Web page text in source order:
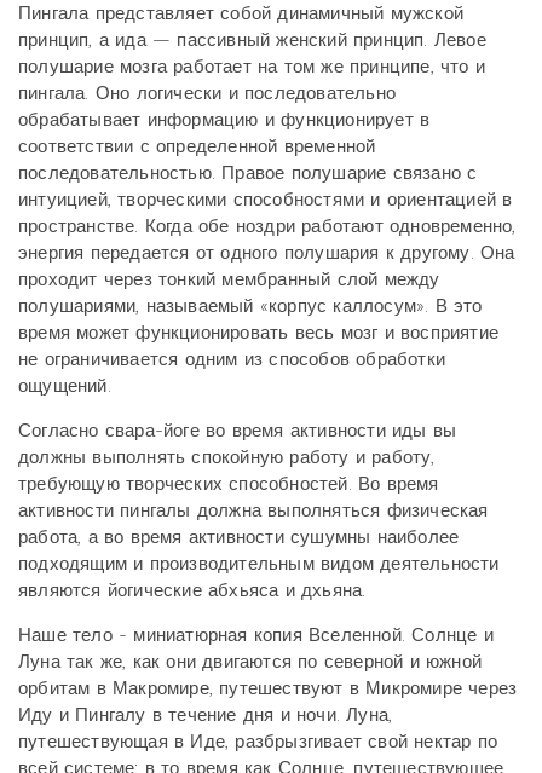
Пингала представляет собой динамичный мужской
принцип, а ида — пассивный женский принцип. Левое
полушарие мозга работает на том же принципе, что и
пингала. Оно логически и последовательно
обрабатывает информацию и функционирует в
соответствии с определенной временной
последовательностью. Правое полушарие связано с
интуицией, творческими способностями и ориентацией в
пространстве. Когда обе ноздри работают одновременно,
энергия передается от одного полушария к другому. Она
проходит через тонкий мембранный слой между
полушариями, называемый «корпус каллосум». В это
время может функционировать весь мозг и восприятие
не ограничивается одним из способов обработки
ощущений.
Согласно свара-йоге во время активности иды вы
должны выполнять спокойную работу и работу,
требующую творческих способностей. Во время
активности пингалы должна выполняться физическая
работа, а во время активности сушумны наиболее
подходящим и производительным видом деятельности
являются йогические абхьяса и дхьяна.
Наше тело - миниатюрная копия Вселенной. Солнце и
Луна так же, как они двигаются по северной и южной
орбитам в Макромире, путешествуют в Микромире через
Иду и Пингалу в течение дня и ночи. Луна,
путешествующая в Иде, разбрызгивает свой нектар по
всей системе; в то время как Солнце, путешествующее